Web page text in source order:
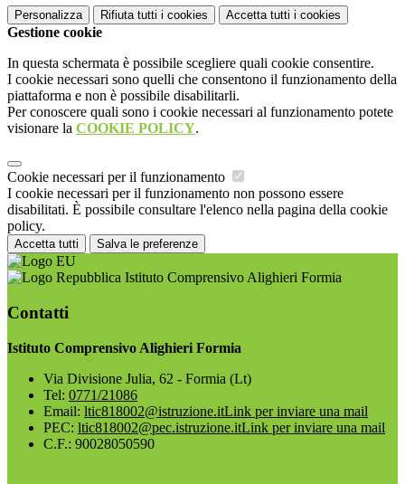
Personalizza Rifiuta tutti i cookies Accetta tutti i cookies
Gestione cookie
In questa schermata è possibile scegliere quali cookie consentire.
I cookie necessari sono quelli che consentono il funzionamento della
piattaforma e non è possibile disabilitarli.
Per conoscere quali sono i cookie necessari al funzionamento potete
visionare la COOKIE POLICY.
Cookie necessari per il funzionamento
I cookie necessari per il funzionamento non possono essere
disabilitati. È possibile consultare l'elenco nella pagina della cookie
policy.
Accetta tutti Salva le preferenze
Istituto Comprensivo Alighieri Formia
Contatti
Istituto Comprensivo Alighieri Formia
Via Divisione Julia, 62 - Formia (Lt)
Tel: 0771/21086
Email: ltic818002@istruzione.itLink per inviare una mail
PEC: ltic818002@pec.istruzione.itLink per inviare una mail
C.F.: 90028050590